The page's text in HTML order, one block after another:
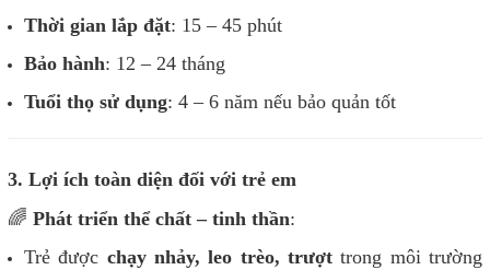
Thời gian lắp đặt: 15 – 45 phút
Bảo hành: 12 – 24 tháng
Tuổi thọ sử dụng: 4 – 6 năm nếu bảo quản tốt
3. Lợi ích toàn diện đối với trẻ em
🌈 Phát triển thể chất – tinh thần:
Trẻ được chạy nhảy, leo trèo, trượt trong môi trường